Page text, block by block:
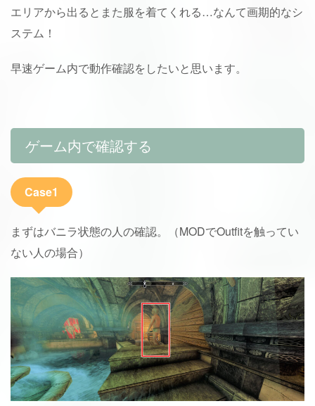
エリアから出るとまた服を着てくれる…なんて画期的なシ
ステム！
早速ゲーム内で動作確認をしたいと思います。
ゲーム内で確認する
Case1
まずはバニラ状態の人の確認。（MODでOutfitを触ってい
ない人の場合）